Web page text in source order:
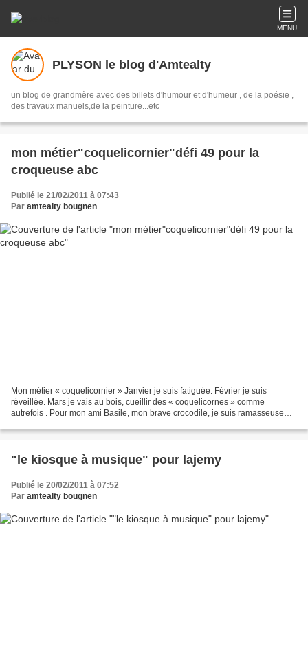
MENU
PLYSON le blog d'Amtealty
un blog de grandmère avec des billets d'humour et d'humeur , de la poésie ,
des travaux manuels,de la peinture...etc
mon métier"coquelicornier"défi 49 pour la
croqueuse abc
Publié le 21/02/2011 à 07:43
Par amtealty bougnen
Mon métier « coquelicornier » Janvier je suis fatiguée. Février je suis
réveillée. Mars je vais au bois, cueillir des « coquelicornes » comme
autrefois . Pour mon ami Basile, mon brave crocodile, je suis ramasseuse
"le kiosque à musique" pour lajemy
Publié le 20/02/2011 à 07:52
Par amtealty bougnen